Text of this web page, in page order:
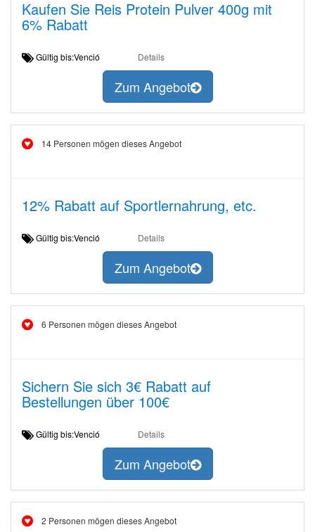
Kaufen Sie Reis Protein Pulver 400g mit
6% Rabatt
Gültig bis:Venció Details
Zum Angebot
14 Personen mögen dieses Angebot
12% Rabatt auf Sportlernahrung, etc.
Gültig bis:Venció Details
Zum Angebot
6 Personen mögen dieses Angebot
Sichern Sie sich 3€ Rabatt auf
Bestellungen über 100€
Gültig bis:Venció Details
Zum Angebot
2 Personen mögen dieses Angebot